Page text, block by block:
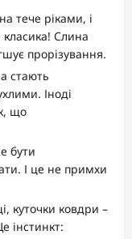
тече ріками, і
класика! Слина
прорізування.
стають
Іноді
що
бути
І це не примхи
куточки ковдри –
інстинкт: